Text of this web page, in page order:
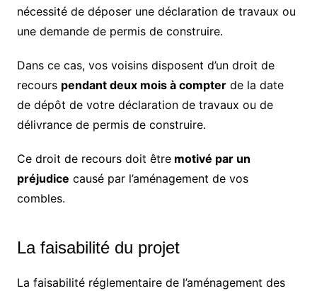
nécessité de déposer une déclaration de travaux ou
une demande de permis de construire.
Dans ce cas, vos voisins disposent d’un droit de
recours pendant deux mois à compterde la date
de dépôt de votre déclaration de travaux ou de
délivrance de permis de construire.
Ce droit de recours doit êtremotivé par un
préjudice causé par l’aménagement de vos
combles.
La faisabilité du projet
La faisabilité réglementaire de l’aménagement des